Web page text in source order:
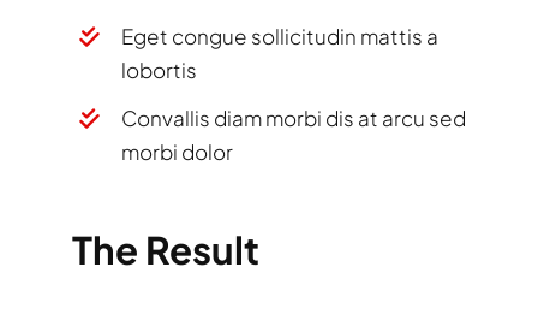
Eget congue sollicitudin mattis a
lobortis
Convallis diam morbi dis at arcu sed
morbi dolor
The Result